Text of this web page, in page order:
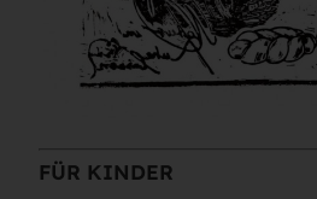
FÜR KINDER